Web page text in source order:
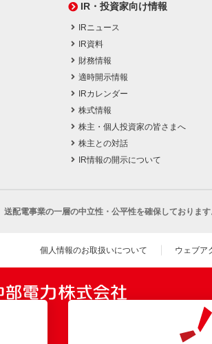
IR・投資家向け情報
IRニュース
IR資料
財務情報
適時開示情報
IRカレンダー
株式情報
株主・個人投資家の皆さまへ
株主との対話
IR情報の開示について
送配電事業の一層の中立性・公平性を確保しております
個人情報のお取扱いについて ウェブア